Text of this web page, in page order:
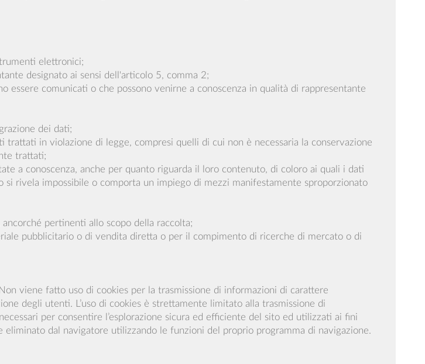
elettronici;
designato ai sensi dell'articolo 5, comma 2;
essere comunicati o che possono venirne a conoscenza in qualità di rappresentante
dei dati;
in violazione di legge, compresi quelli di cui non è necessaria la conservazione
trattati;
a conoscenza, anche per quanto riguarda il loro contenuto, di coloro ai quali i dati
rivela impossibile o comporta un impiego di mezzi manifestamente sproporzionato
pertinenti allo scopo della raccolta;
pubblicitario o di vendita diretta o per il compimento di ricerche di mercato o di
viene fatto uso di cookies per la trasmissione di informazioni di carattere
degli utenti. L’uso di cookies è strettamente limitato alla trasmissione di
per consentire l’esplorazione sicura ed efficiente del sito ed utilizzati ai fini
dal navigatore utilizzando le funzioni del proprio programma di navigazione.